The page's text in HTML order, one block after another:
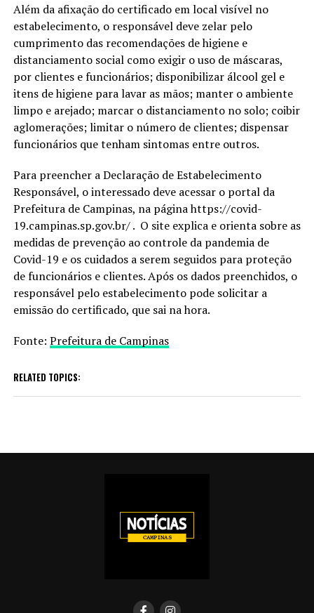
Além da afixação do certificado em local visível no
estabelecimento, o responsável deve zelar pelo
cumprimento das recomendações de higiene e
distanciamento social como exigir o uso de máscaras,
por clientes e funcionários; disponibilizar álcool gel e
itens de higiene para lavar as mãos; manter o ambiente
limpo e arejado; marcar o distanciamento no solo; coibir
aglomerações; limitar o número de clientes; dispensar
funcionários que tenham sintomas entre outros.
Para preencher a Declaração de Estabelecimento
Responsável, o interessado deve acessar o portal da
Prefeitura de Campinas, na página https://covid-
19.campinas.sp.gov.br/ . O site explica e orienta sobre as
medidas de prevenção ao controle da pandemia de
Covid-19 e os cuidados a serem seguidos para proteção
de funcionários e clientes. Após os dados preenchidos, o
responsável pelo estabelecimento pode solicitar a
emissão do certificado, que sai na hora.
Fonte: Prefeitura de Campinas
RELATED TOPICS: